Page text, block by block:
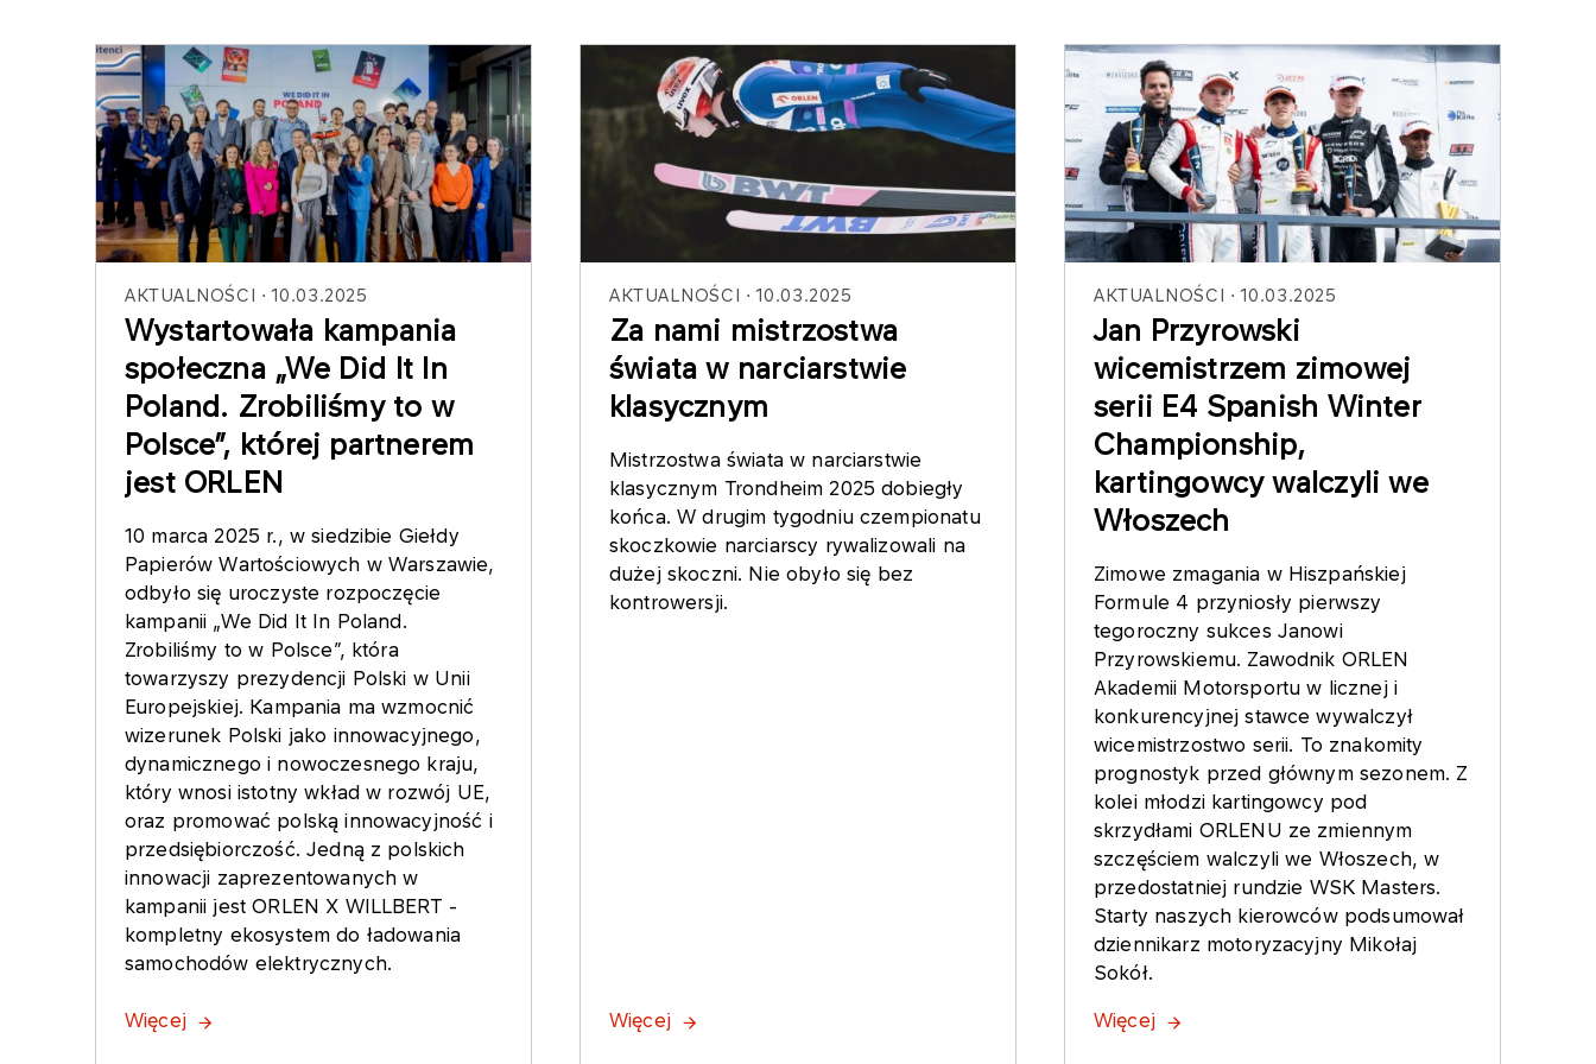
AKTUALNOŚCI 10.03.2025
Wystartowała kampania
społeczna „We Did It In
Poland. Zrobiliśmy to w
Polsce”, której partnerem
jest ORLEN
10 marca 2025 r., w siedzibie Giełdy
Papierów Wartościowych w Warszawie,
odbyło się uroczyste rozpoczęcie
kampanii „We Did It In Poland.
Zrobiliśmy to w Polsce”, która
towarzyszy prezydencji Polski w Unii
Europejskiej. Kampania ma wzmocnić
wizerunek Polski jako innowacyjnego,
dynamicznego i nowoczesnego kraju,
który wnosi istotny wkład w rozwój UE,
oraz promować polską innowacyjność i
przedsiębiorczość. Jedną z polskich
innowacji zaprezentowanych w
kampanii jest ORLEN X WILLBERT -
kompletny ekosystem do ładowania
samochodów elektrycznych.
Więcej
AKTUALNOŚCI 10.03.2025
Za nami mistrzostwa
świata w narciarstwie
klasycznym
Mistrzostwa świata w narciarstwie
klasycznym Trondheim 2025 dobiegły
końca. W drugim tygodniu czempionatu
skoczkowie narciarscy rywalizowali na
dużej skoczni. Nie obyło się bez
kontrowersji.
Więcej
AKTUALNOŚCI 10.03.2025
Jan Przyrowski
wicemistrzem zimowej
serii E4 Spanish Winter
Championship,
kartingowcy walczyli we
Włoszech
Zimowe zmagania w Hiszpańskiej
Formule 4 przyniosły pierwszy
tegoroczny sukces Janowi
Przyrowskiemu. Zawodnik ORLEN
Akademii Motorsportu w licznej i
konkurencyjnej stawce wywalczył
wicemistrzostwo serii. To znakomity
prognostyk przed głównym sezonem. Z
kolei młodzi kartingowcy pod
skrzydłami ORLENU ze zmiennym
szczęściem walczyli we Włoszech, w
przedostatniej rundzie WSK Masters.
Starty naszych kierowców podsumował
dziennikarz motoryzacyjny Mikołaj
Sokół.
Więcej